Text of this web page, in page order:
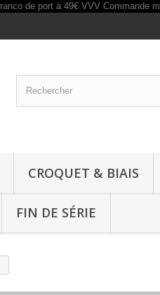
CROQUET & BIAIS
FIN DE SÉRIE